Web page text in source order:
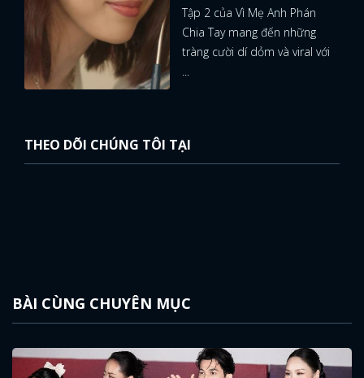
Tập 2 của Vì Mẹ Anh Phán
Chia Tay mang đến những
tràng cười dí dỏm và viral với
THEO DÕI CHÚNG TÔI TẠI
BÀI CÙNG CHUYÊN MỤC